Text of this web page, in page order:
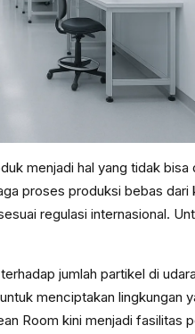
menjadi hal yang tidak bisa
proses produksi bebas dari
regulasi internasional.
jumlah partikel di
menciptakan lingkungan
Room kini menjadi fasilitas